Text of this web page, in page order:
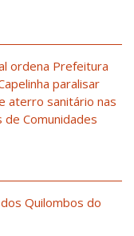
ordena Prefeitura
paralisar
aterro sanitário nas
Comunidades
Quilombos do